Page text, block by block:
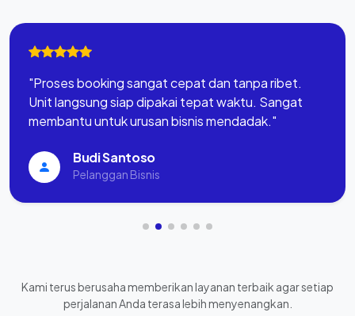
"Proses booking sangat cepat dan tanpa ribet.
Unit langsung siap dipakai tepat waktu. Sangat
membantu untuk urusan bisnis mendadak."
Budi Santoso
Pelanggan Bisnis
Kami terus berusaha memberikan layanan terbaik agar setiap
perjalanan Anda terasa lebih menyenangkan.